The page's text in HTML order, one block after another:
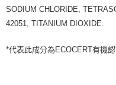
SODIUM CHLORIDE,
42051, TITANIUM DIOXIDE.
*代表此成分為ECOCERT有機